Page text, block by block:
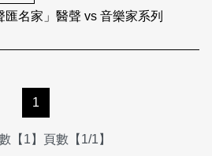
匯名家」醫聲 vs 音樂家系列
1
【1】頁數【1/1】